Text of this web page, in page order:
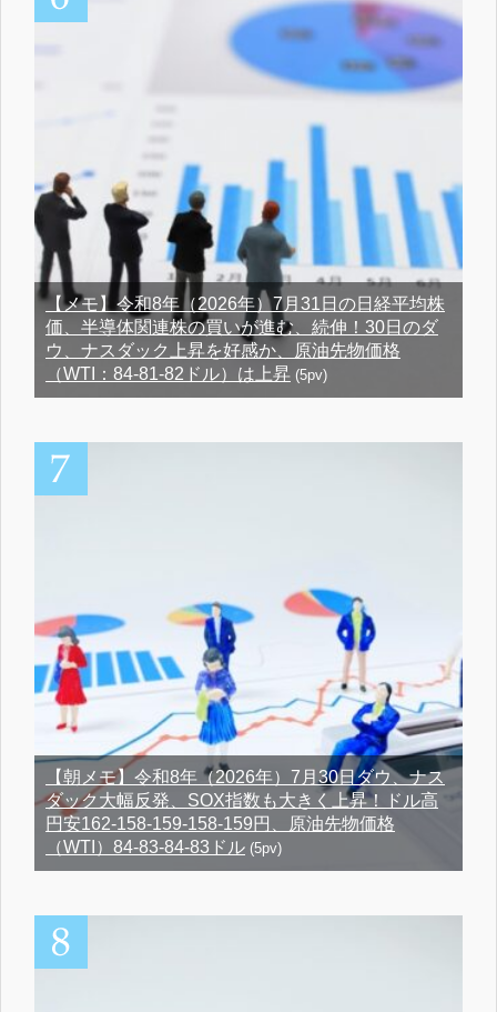
【メモ】令和8年（2026年）7月31日の日経平均株
価、半導体関連株の買いが進む、続伸！30日のダ
ウ、ナスダック上昇を好感か、原油先物価格
（WTI：84-81-82ドル）は上昇 (5pv)
【朝メモ】令和8年（2026年）7月30日ダウ、ナス
ダック大幅反発、SOX指数も大きく上昇！ドル高
円安162-158-159-158-159円、原油先物価格
（WTI）84-83-84-83ドル (5pv)